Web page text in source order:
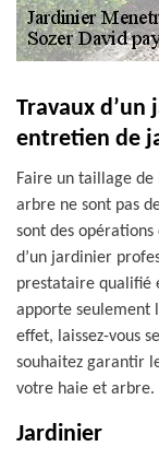
Travaux
entretien de
Faire un taillage
arbre ne sont pas
sont des
d’un jardinier
prestataire qualifié
apporte seulement
effet, laissez-vous
souhaitez garantir
votre haie et arbre.
Jardinier